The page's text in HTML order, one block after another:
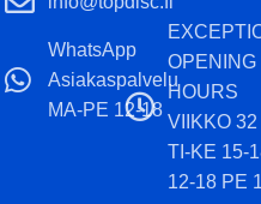
WhatsApp
Asiakaspalvelu
MA-PE 12-18
OPENING
HOURS
VIIKKO 32
TI-KE 15-
12-18 PE